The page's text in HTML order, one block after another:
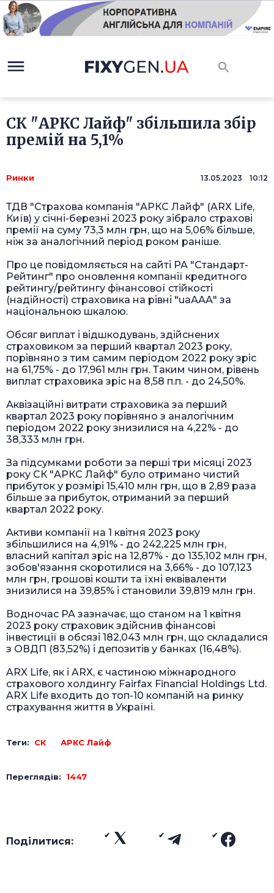
СК "АРКС Лайф" збільшила збір
премій на 5,1%
Ринки 13.05.2023 10:12
ТДВ "Страхова компанія "АРКС Лайф" (ARX Life,
Київ) у січні-березні 2023 року зібрало страхові
премії на суму 73,3 млн грн, що на 5,06% більше,
ніж за аналогічний період роком раніше.
Про це повідомляється на сайті РА "Стандарт-
Рейтинг" про оновлення компанії кредитного
рейтингу/рейтингу фінансової стійкості
(надійності) страховика на рівні "uaААА" за
національною шкалою.
Обсяг виплат і відшкодувань, здійснених
страховиком за перший квартал 2023 року,
порівняно з тим самим періодом 2022 року зріс
на 61,75% - до 17,961 млн грн. Таким чином, рівень
виплат страховика зріс на 8,58 п.п. - до 24,50%.
Аквізаційні витрати страховика за перший
квартал 2023 року порівняно з аналогічним
періодом 2022 року знизилися на 4,22% - до
38,333 млн грн.
За підсумками роботи за перші три місяці 2023
року СК "АРКС Лайф" було отримано чистий
прибуток у розмірі 15,410 млн грн, що в 2,89 раза
більше за прибуток, отриманий за перший
квартал 2022 року.
Активи компанії на 1 квітня 2023 року
збільшилися на 4,91% - до 242,225 млн грн,
власний капітал зріс на 12,87% - до 135,102 млн грн,
зобов'язання скоротилися на 3,66% - до 107,123
млн грн, грошові кошти та їхні еквіваленти
знизилися на 39,85% і становили 39,819 млн грн.
Водночас РА зазначає, що станом на 1 квітня
2023 року страховик здійснив фінансові
інвестиції в обсязі 182,043 млн грн, що складалися
з ОВДП (83,52%) і депозитів у банках (16,48%).
ARX Life, як і ARX, є частиною міжнародного
страхового холдингу Fairfax Financial Holdings Ltd.
ARX Life входить до топ-10 компаній на ринку
страхування життя в Україні.
Теги: СК АРКС Лайф
Переглядів: 1447
Поділитися: